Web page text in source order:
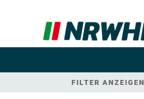
FILTER ANZEIGEN